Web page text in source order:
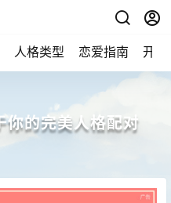
人格类型 恋爱指南 开始
你的完美人格配对